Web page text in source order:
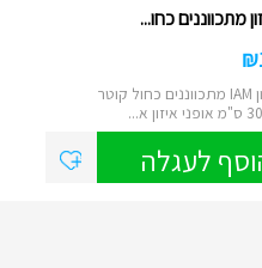
טבעות עץ מתאים לבני שנה
לעגלה
מתכווננים כחו...
₪
אופני איזון IAM מתכווננים כחול קוטר
לעגלה